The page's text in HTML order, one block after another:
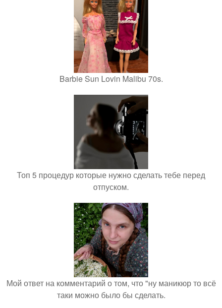
Barbie Sun Lovin Malibu 70s.
Топ 5 процедур которые нужно сделать тебе перед
отпуском.
Мой ответ на комментарий о том, что "ну маникюр то всё
таки можно было бы сделать.